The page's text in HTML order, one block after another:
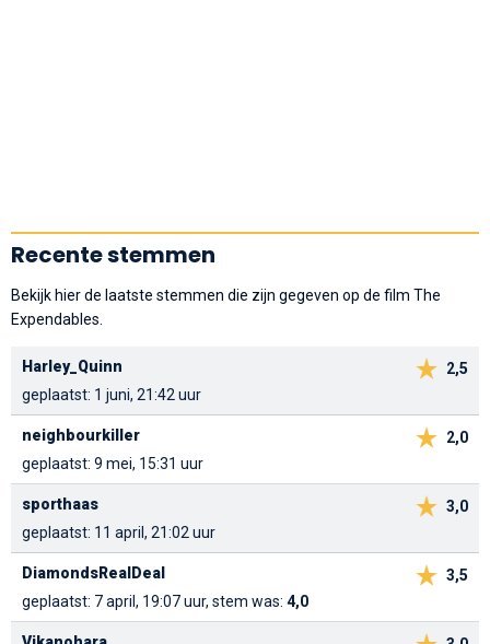
Recente stemmen
Bekijk hier de laatste stemmen die zijn gegeven op de film The
Expendables.
2,5
Harley_Quinn
geplaatst: 1 juni, 21:42 uur
2,0
neighbourkiller
geplaatst: 9 mei, 15:31 uur
3,0
sporthaas
geplaatst: 11 april, 21:02 uur
3,5
DiamondsRealDeal
geplaatst: 7 april, 19:07 uur, stem was: 4,0